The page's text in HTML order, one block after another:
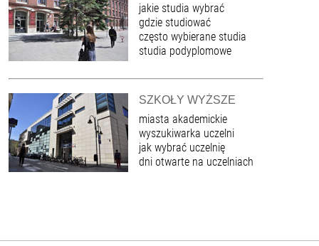
jakie studia wybrać
gdzie studiować
często wybierane studia
studia podyplomowe
SZKOŁY WYŻSZE
miasta akademickie
wyszukiwarka uczelni
jak wybrać uczelnię
dni otwarte na uczelniach